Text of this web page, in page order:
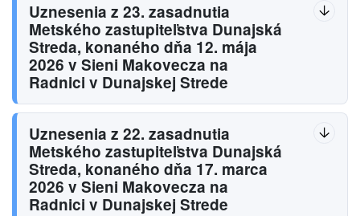
Uznesenia z 23. zasadnutia
Metského zastupiteľstva Dunajská
Streda, konaného dňa 12. mája
2026 v Sieni Makovecza na
Radnici v Dunajskej Strede
Uznesenia z 22. zasadnutia
Metského zastupiteľstva Dunajská
Streda, konaného dňa 17. marca
2026 v Sieni Makovecza na
Radnici v Dunajskej Strede